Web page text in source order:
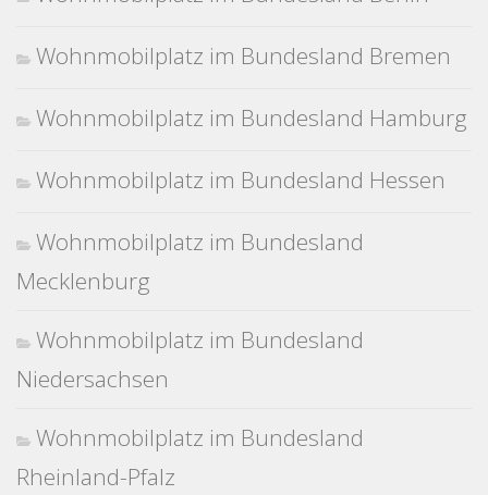
Wohnmobilplatz im Bundesland Bremen
Wohnmobilplatz im Bundesland Hamburg
Wohnmobilplatz im Bundesland Hessen
Wohnmobilplatz im Bundesland
Mecklenburg
Wohnmobilplatz im Bundesland
Niedersachsen
Wohnmobilplatz im Bundesland
Rheinland-Pfalz